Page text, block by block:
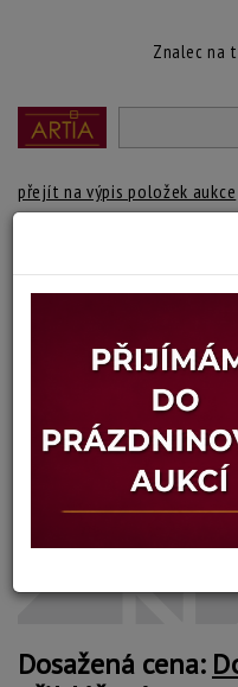
Znalec na
přejít na výpis položek aukce
Peter Gebhardt
vydraženo
signováno a datováno vpravo
Technika: olej na malířské
Šířka: 58,5 cm, výška: 49 cm,
Dosažená cena: